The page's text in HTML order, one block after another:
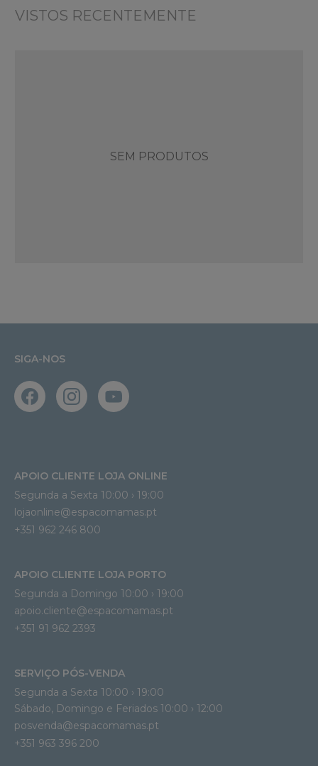
VISTOS RECENTEMENTE
SEM PRODUTOS
SIGA-NOS
APOIO CLIENTE LOJA ONLINE
Segunda a Sexta 10:00 › 19:00
lojaonline@espacomamas.pt
+351 962 246 800
APOIO CLIENTE LOJA PORTO
Segunda a Domingo 10:00 › 19:00
apoio.cliente@espacomamas.pt
+351 91 962 2393
SERVIÇO PÓS-VENDA
Segunda a Sexta 10:00 › 19:00
Sábado, Domingo e Feriados 10:00 › 12:00
posvenda@espacomamas.pt
+351 963 396 200